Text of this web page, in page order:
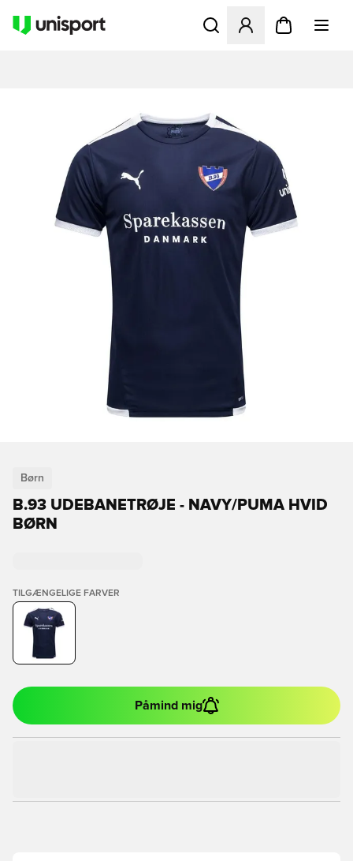
Åbner en Modal til at
Børn
B.93 UDEBANETRØJE - NAVY/PUMA HVID
BØRN
TILGÆNGELIGE FARVER
Påmind mig